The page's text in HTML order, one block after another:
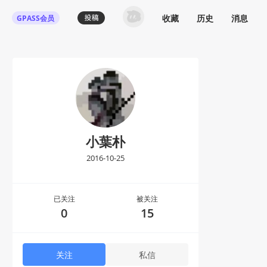
GPASS会员 收藏 历史 消息
小葉朴
2016-10-25
已关注
0
被关注
15
关注 私信